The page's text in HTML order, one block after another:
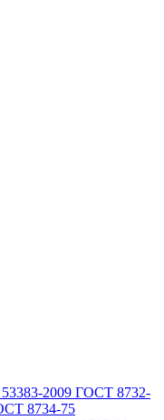
2009 ГОСТ 8732-
8734-75